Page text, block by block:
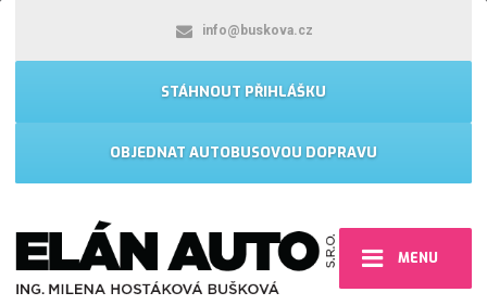
MENU
info@buskova.cz
STÁHNOUT PŘIHLÁŠKU
OBJEDNAT AUTOBUSOVOU DOPRAVU